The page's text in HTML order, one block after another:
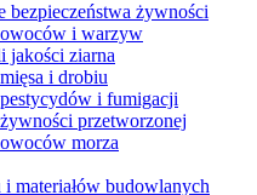
bezpieczeństwa żywności
i warzyw
jakości ziarna
i drobiu
i fumigacji
przetworzonej
morza
i materiałów budowlanych